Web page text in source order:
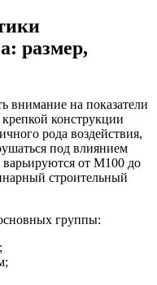
размер,
внимание на показатели
конструкции
рода воздействия,
под влиянием
от М100 до
строительный
группы: